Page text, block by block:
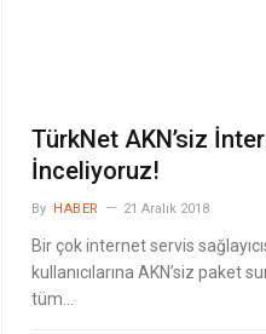
TürkNet AKN’siz
İnceliyoruz!
By HABER 21 Aralık 2018
Bir çok internet servis
kullanıcılarına AKN’siz paket
tüm…